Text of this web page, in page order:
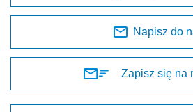
Napisz do
Zapisz się na